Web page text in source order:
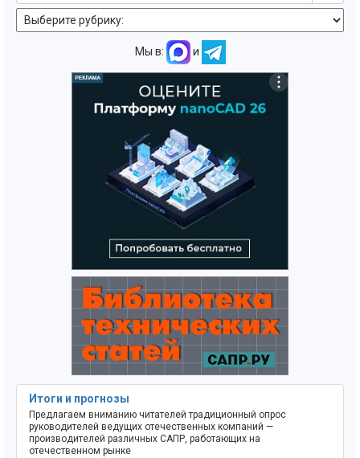
Мы в: и
Итоги и прогнозы
Предлагаем вниманию читателей традиционный опрос
руководителей ведущих отечественных компаний —
производителей различных САПР, работающих на
отечественном рынке